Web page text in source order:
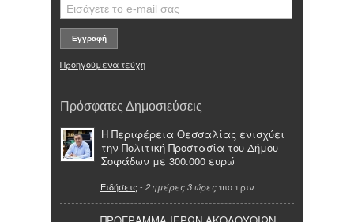
Προηγούμενα τεύχη
Πρόσφατες Δημοσιεύσεις
Η Περιφέρεια Θεσσαλίας ενισχύει
την Πολιτική Προστασία του Δήμου
Σοφάδων με 300.000 ευρώ
Ειδήσεις - 2 ημέρες 3 ώρες πιο πριν